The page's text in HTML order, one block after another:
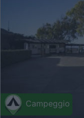
Campeggio